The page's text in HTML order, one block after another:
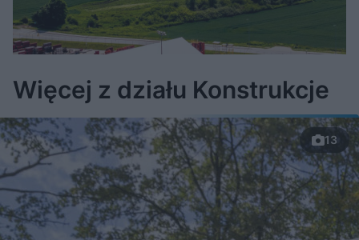
Więcej z działu Konstrukcje
13